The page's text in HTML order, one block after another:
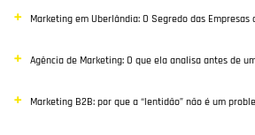
Destaque
Inbound Marketing
Desenvolvimento Web
Marketing em Uberlândia: O Segredo das Empresas
Agência de Marketing: O que ela analisa antes de
Marketing B2B: por que a “lentidão” não é um